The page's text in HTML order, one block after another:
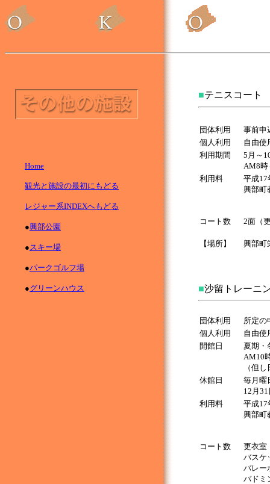
■テニスコート
団体利用
事前申
個人利用
自由使
利用期間
5月～
AM8時
利用料
平成17
興部町
コート数 2面（
【場所】 興部町
■沙留トレーニ
団体利用
所定の
個人利用
自由使
開館日
夏期・
AM10
（但
休館日
毎月曜
12月
利用料
平成17
興部町
コート数
更衣室
バスケ
バレー
バドミ
Home
観光と施設の最初にもどる
レジャー系INDEXへもどる
●興部公園
●スキー場
●パークゴルフ場
●グリーンハウス